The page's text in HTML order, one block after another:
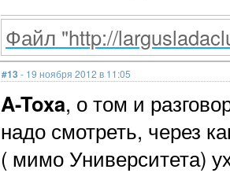
Файл "http://
#13 - 19 ноября 2012 в 11:05
A-Toxa, о том и
надо смотреть, через
( мимо Университета)